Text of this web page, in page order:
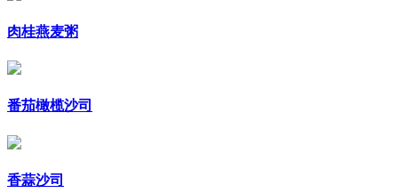
肉桂燕麦粥
番茄橄榄沙司
香蒜沙司